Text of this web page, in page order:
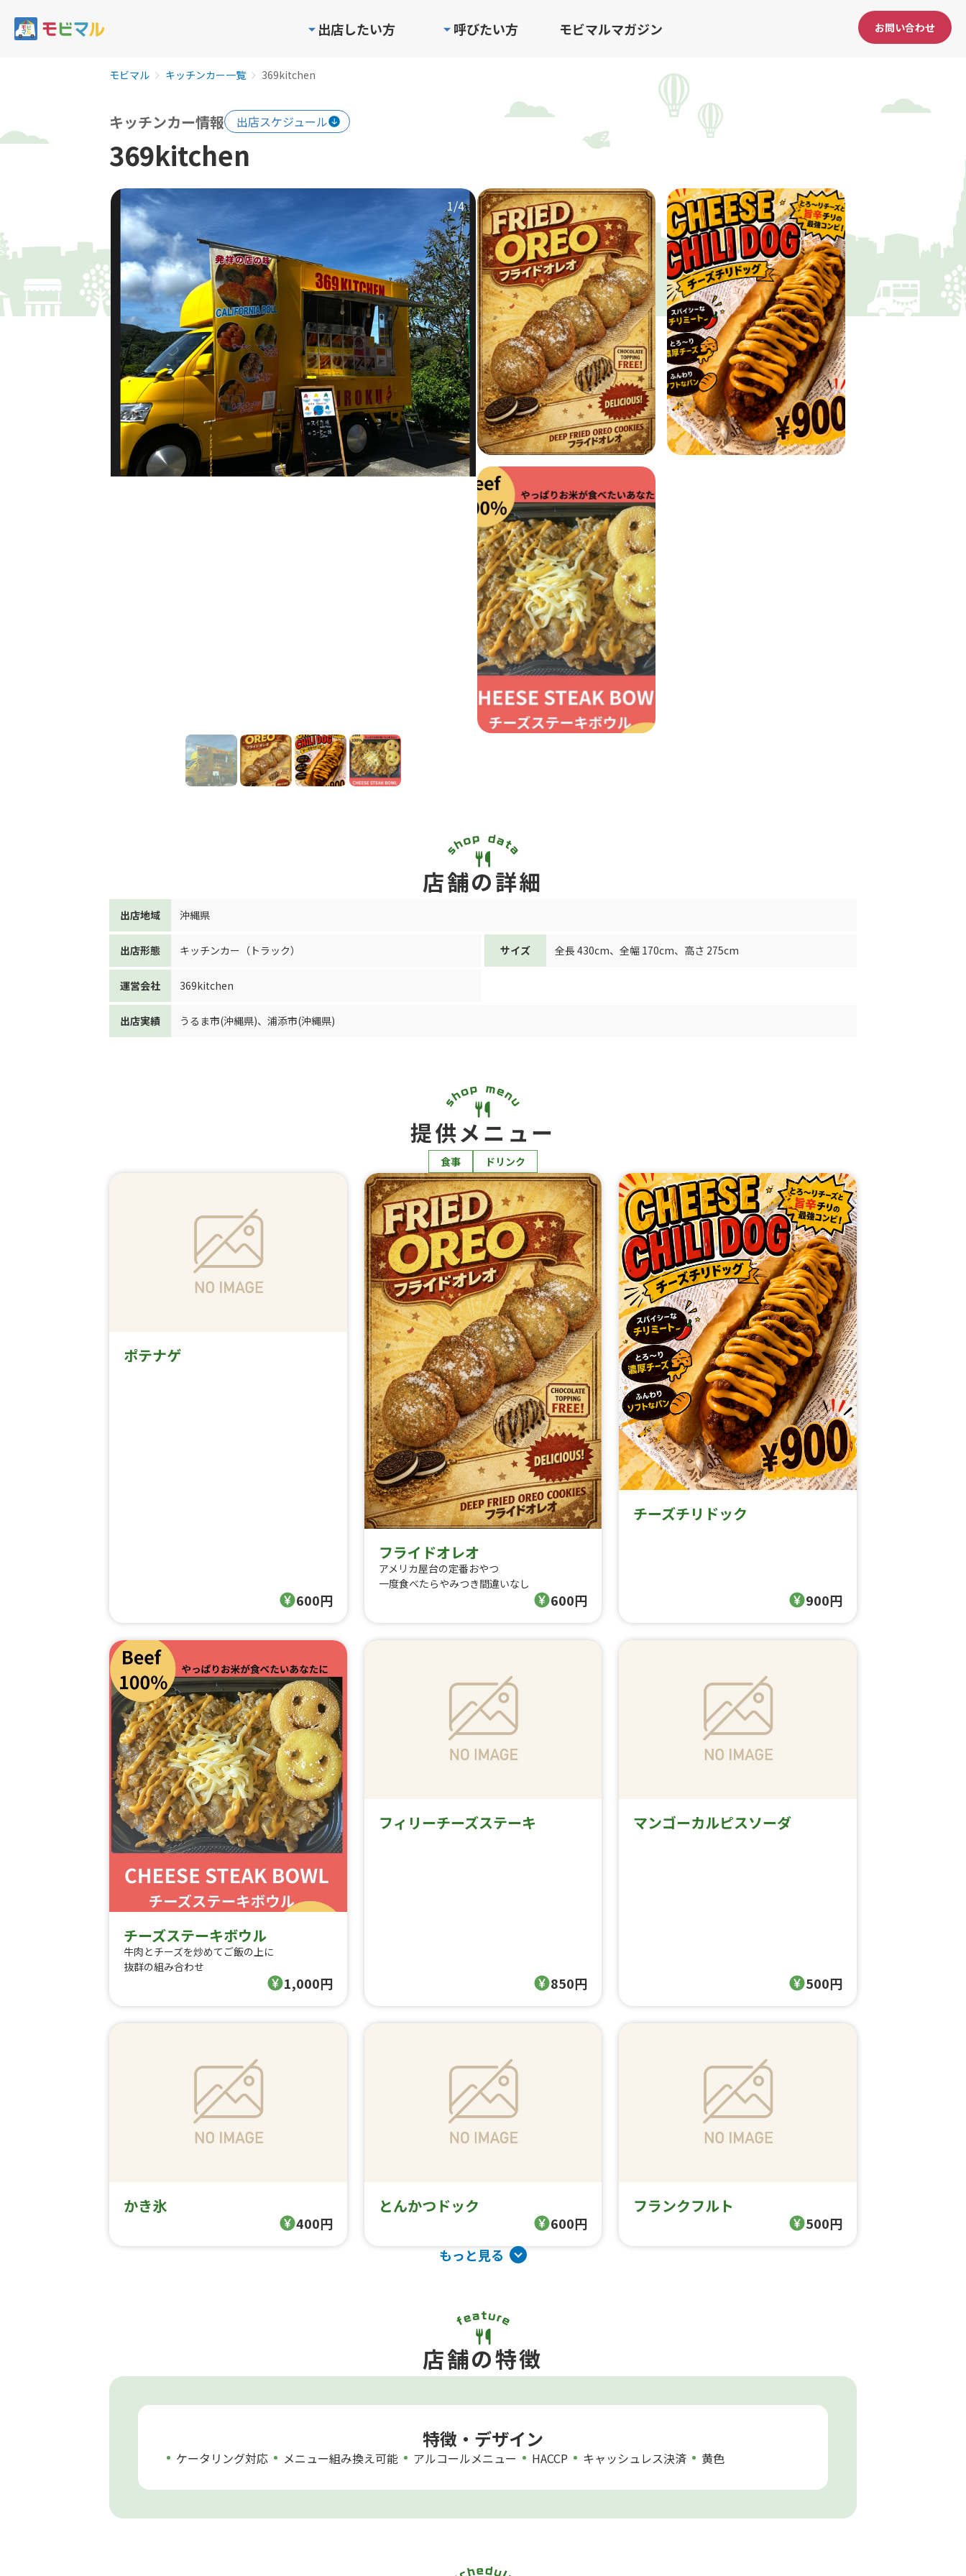
出店したい方 呼びたい方 モビマルマガジン お問い合わせ
モビマル キッチンカー一覧 369kitchen
キッチンカー情報 出店スケジュール
369kitchen
1/4
店舗の詳細
出店地域 沖縄県
出店形態 キッチンカー（トラック） サイズ 全長 430cm、 全幅 170cm、 高さ 275cm
運営会社 369kitchen
出店実績 うるま市(沖縄県)、 浦添市(沖縄県)
提供メニュー
食事 ドリンク
ポテナゲ
600円
フライドオレオ
アメリカ屋台の定番おやつ
一度食べたらやみつき間違いなし
600円
チーズチリドック
900円
チーズステーキボウル
牛肉とチーズを炒めてご飯の上に
抜群の組み合わせ
1,000円
フィリーチーズステーキ
850円
マンゴーカルピスソーダ
500円
かき氷
400円
とんかつドック
600円
フランクフルト
500円
もっと見る
店舗の特徴
特徴・デザイン
ケータリング対応 メニュー組み換え可能 アルコールメニュー HACCP キャッシュレス決済 黄色